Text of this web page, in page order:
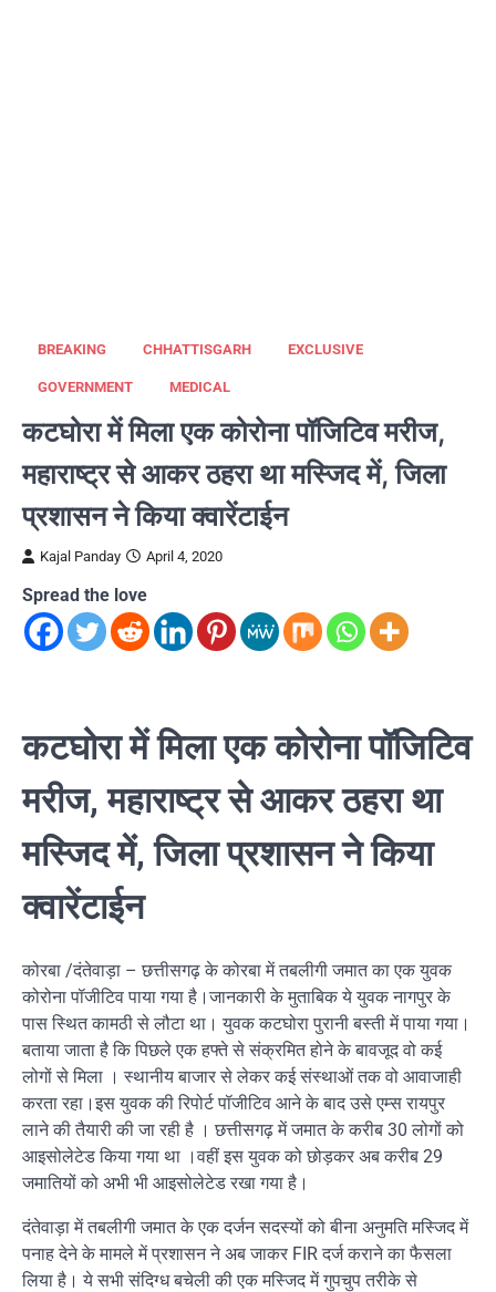
BREAKING CHHATTISGARH EXCLUSIVE
GOVERNMENT MEDICAL
कटघोरा में मिला एक कोरोना पॉजिटिव मरीज,
महाराष्ट्र से आकर ठहरा था मस्जिद में, जिला
प्रशासन ने किया क्वारेंटाईन
Kajal Panday April 4, 2020
Spread the love
कटघोरा में मिला एक कोरोना पॉजिटिव
मरीज, महाराष्ट्र से आकर ठहरा था
मस्जिद में, जिला प्रशासन ने किया
क्वारेंटाईन
कोरबा /दंतेवाड़ा – छत्तीसगढ़ के कोरबा में तबलीगी जमात का एक युवक
कोरोना पॉजीटिव पाया गया है।जानकारी के मुताबिक ये युवक नागपुर के
पास स्थित कामठी से लौटा था। युवक कटघोरा पुरानी बस्ती में पाया गया।
बताया जाता है कि पिछले एक हफ्ते से संक्रमित होने के बावजूद वो कई
लोगों से मिला । स्थानीय बाजार से लेकर कई संस्थाओं तक वो आवाजाही
करता रहा।इस युवक की रिपोर्ट पॉजीटिव आने के बाद उसे एम्स रायपुर
लाने की तैयारी की जा रही है । छत्तीसगढ़ में जमात के करीब 30 लोगों को
आइसोलेटेड किया गया था ।वहीं इस युवक को छोड़कर अब करीब 29
जमातियों को अभी भी आइसोलेटेड रखा गया है।
दंतेवाड़ा में तबलीगी जमात के एक दर्जन सदस्यों को बीना अनुमति मस्जिद में
पनाह देने के मामले में प्रशासन ने अब जाकर FIR दर्ज कराने का फैसला
लिया है। ये सभी संदिग्ध बचेली की एक मस्जिद में गुपचुप तरीके से